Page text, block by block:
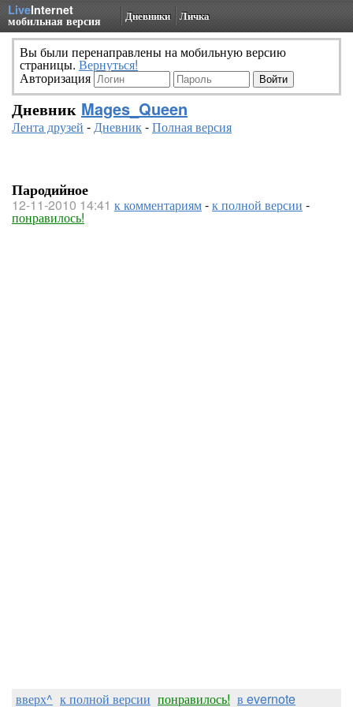
LiveInternet
мобильная версия Дневники Личка
Вы были перенаправлены на мобильную версию
страницы. Вернуться!
Авторизация
Дневник Mages_Queen
Лента друзей -Дневник-Полная версия
Пародийное
12-11-2010 14:41 к комментариям-к полной версии -
понравилось!
вверх^ к полной версии понравилось! в evernote